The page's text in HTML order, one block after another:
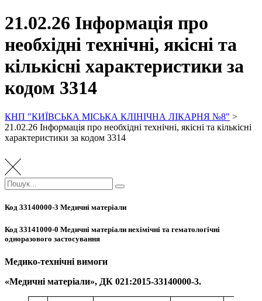
21.02.26 Інформація про
необхідні технічні, якісні та
кількісні характеристики за
кодом 3314
КНП "КИЇВСЬКА МІСЬКА КЛІНІЧНА ЛІКАРНЯ №8" >
21.02.26 Інформація про необхідні технічні, якісні та кількісні
характеристики за кодом 3314
Пошук:
Пошук
Код 33140000-3 Медичні матеріали
Код 33141000-0 Медичні матеріали нехімічні та гематологічні
одноразового застосування
Медико-технічні вимоги
«Медичні матеріали», ДК 021:2015-33140000-3.